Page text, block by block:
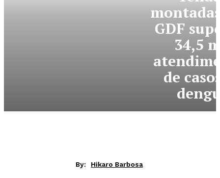
GDF
34,5
de
By: Hikaro Barbosa